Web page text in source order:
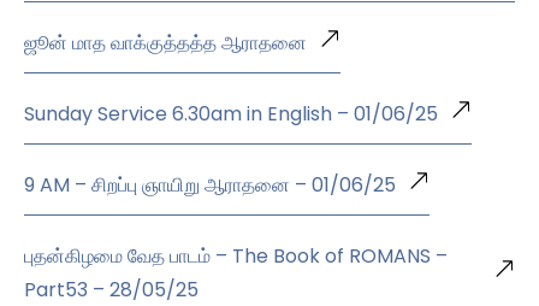
ஜூன் மாத வாக்குத்தத்த ஆராதனை
Sunday Service 6.30am in English – 01/06/25
9 AM – சிறப்பு ஞாயிறு ஆராதனை – 01/06/25
புதன்கிழமை வேத பாடம் – The Book of ROMANS –
Part53 – 28/05/25